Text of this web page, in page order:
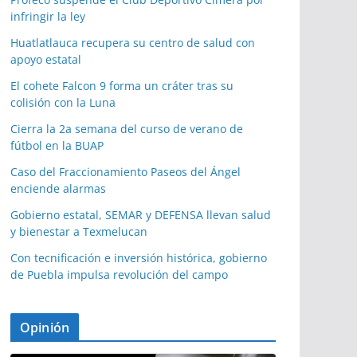
infringir la ley
Huatlatlauca recupera su centro de salud con
apoyo estatal
El cohete Falcon 9 forma un cráter tras su
colisión con la Luna
Cierra la 2a semana del curso de verano de
fútbol en la BUAP
Caso del Fraccionamiento Paseos del Ángel
enciende alarmas
Gobierno estatal, SEMAR y DEFENSA llevan salud
y bienestar a Texmelucan
Con tecnificación e inversión histórica, gobierno
de Puebla impulsa revolución del campo
Opinión